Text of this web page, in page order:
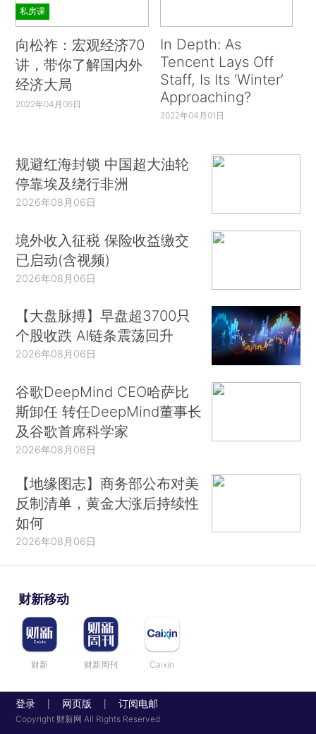
私房课
向松祚：宏观经济70
讲，带你了解国内外
经济大局
2022年04月06日
In Depth: As
Tencent Lays Off
Staff, Is Its ‘Winter’
Approaching?
2022年04月01日
规避红海封锁 中国超大油轮
停靠埃及绕行非洲
2026年08月06日
境外收入征税 保险收益缴交
已启动(含视频)
2026年08月06日
【大盘脉搏】早盘超3700只
个股收跌 AI链条震荡回升
2026年08月06日
谷歌DeepMind CEO哈萨比
斯卸任 转任DeepMind董事长
及谷歌首席科学家
2026年08月06日
【地缘图志】商务部公布对美
反制清单，黄金大涨后持续性
如何
2026年08月06日
财新移动
财新 财新周刊 Caixin
登录 网页版 订阅电邮
Copyright 财新网 All Rights Reserved